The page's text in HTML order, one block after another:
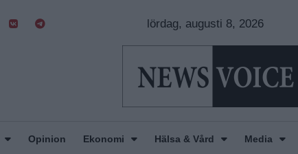
lördag, augusti 8, 2026
Opinion Ekonomi Hälsa & Vård Media